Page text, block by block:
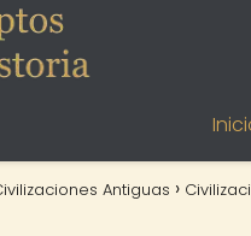
Antiguas